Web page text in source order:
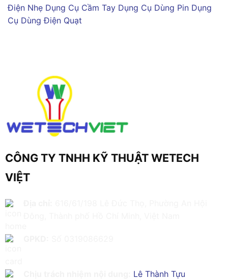
Điện Nhẹ Dụng Cụ Cầm Tay Dụng Cụ Dùng Pin Dụng
Cụ Dùng Điện Quạt
CÔNG TY TNHH KỸ THUẬT WETECH
VIỆT
Lê Thành Tựu